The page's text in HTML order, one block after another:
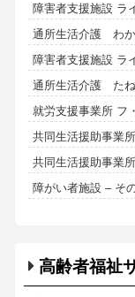
障害者支援施設 ラ
通所生活介護 わ
障害者支援施設 ラ
通所生活介護 たね
就労支援事業所 フ
共同生活援助事業
共同生活援助事業
障がい者施設 – そ
高齢者福祉